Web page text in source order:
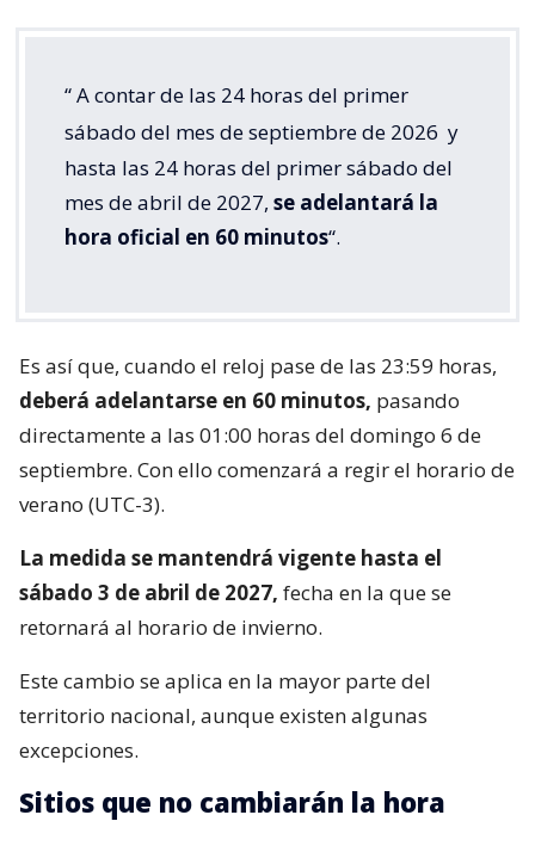
“A contar de las 24 horas del primer
sábado del mes de septiembre de 2026 y
hasta las 24 horas del primer sábado del
mes de abril de 2027, se adelantará la
hora oficial en 60 minutos“.
Es así que, cuando el reloj pase de las 23:59 horas,
deberá adelantarse en 60 minutos, pasando
directamente a las 01:00 horas del domingo 6 de
septiembre. Con ello comenzará a regir el horario de
verano (UTC-3).
La medida se mantendrá vigente hasta el
sábado 3 de abril de 2027, fecha en la que se
retornará al horario de invierno.
Este cambio se aplica en la mayor parte del
territorio nacional, aunque existen algunas
excepciones.
Sitios que no cambiarán la hora